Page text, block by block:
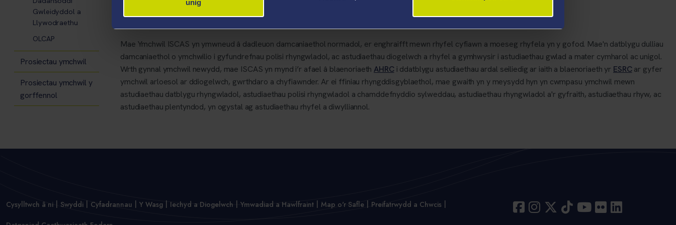
unig
2) Astudiaeth athronyddol a beirniadol o ryfel, diogelwch a gwrthdaro
Mae Ymchwil ISCAS yn ymwneud â dadleuon damcaniaethol normadol, er enghraifft mewn rhyfel cyfiawn a moeseg rhyfela yn y gofod. Mae'n datblygu dulliau
damcaniaethol o ymchwilio i gyfundrefnau polisi rhyngwladol, ac astudiaethau diogelwch a rhyfel a gymhwysir i astudiaethau gwlad a mater cymharol ac unigol.
Wrth gynnal ymchwil newydd, mae ISCAS yn mynd i’r afael â blaenoriaethAHRCi ddatblygu astudiaethau ardal seiliedig ar iaith a blaenoriaeth yr ESRCar gyfer
ymchwil arloesol ar ddiogelwch, gwrthdaro a chyfiawnder. Ar ei ffiniau rhyngddisgyblaethol, mae gwaith yn y meysydd hyn yn cwmpasu ymchwil mewn
astudiaethau datblygu rhyngwladol, astudiaethau polisi rhyngwladol a chamddefnyddio sylweddau, astudiaethau rhyngwladol a'r gyfraith, astudiaethau rhyw, ac
astudiaethau plentyndod, yn ogystal ag astudiaethau rhyfel a diwylliannol.
Gwleidyddol a
Llywodraethu
OLCAP
Prosiectau ymchwil
Prosiectau ymchwil y
gorffennol
Cysylltwch â ni Swyddi Cyfadrannau Y Wasg Iechyd a Diogelwch Ymwadiad a Hawlfraint Map o'r Safle Preifatrwydd a Chwcis